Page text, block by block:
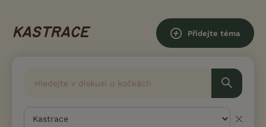
KASTRACE Přidejte téma